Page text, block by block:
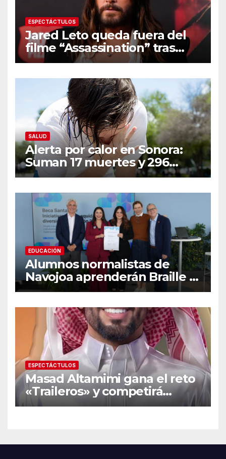
ESPECTÁCTULOS
Jared Leto queda fuera del
filme “Assassination” tras
resurgir denuncias de
SALUD
Alerta por calor en Sonora:
Suman 17 muertes y 296
casos; estas son las
señales de alarma
EDUCACIÓN
Alumnos normalistas de
Navojoa aprenderán Braille y
Lengua de Señas tras ganar
ESPECTÁCTULOS
Masad Altamimi gana el reto
«Traileros» y competirá
contra Moisés Peñaloza por